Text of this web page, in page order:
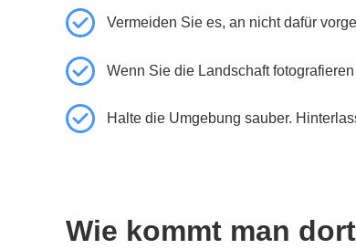
Vermeiden Sie es, an nicht dafür
Wenn Sie die Landschaft
Halte die Umgebung sauber.
Wie kommt man